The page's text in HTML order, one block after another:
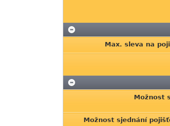
Max. sleva na
Možnost
Možnost sjednání